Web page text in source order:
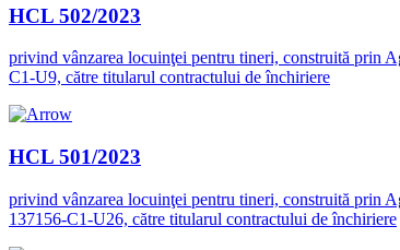
HCL 502/2023
privind vânzarea locuinţei pentru tineri, construită prin
C1-U9, către titularul contractului de închiriere
HCL 501/2023
privind vânzarea locuinţei pentru tineri, construită prin
137156-C1-U26, către titularul contractului de închiriere